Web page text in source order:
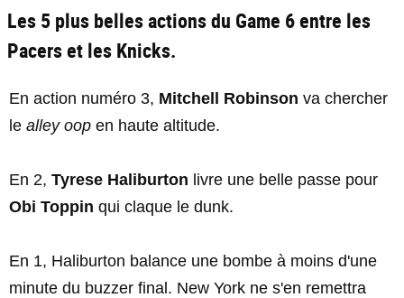
Les 5 plus belles actions du Game 6 entre les
Pacers et les Knicks.
En action numéro 3, Mitchell Robinson va chercher
le alley oop en haute altitude.
En 2, Tyrese Haliburton livre une belle passe pour
Obi Toppin qui claque le dunk.
En 1, Haliburton balance une bombe à moins d'une
minute du buzzer final. New York ne s'en remettra